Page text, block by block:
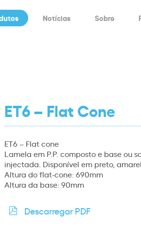
Notícias Sobre
ET6 – Flat Cone
ET6 – Flat cone
Lamela em P.P. composto e base
injectada. Disponível em preto,
Altura do flat-cone: 690mm
Altura da base: 90mm
Descarregar PDF